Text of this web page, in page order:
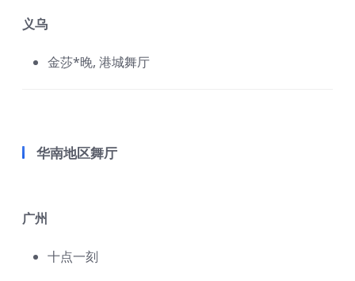
义乌
金莎*晚, 港城舞厅
华南地区舞厅
广州
十点一刻